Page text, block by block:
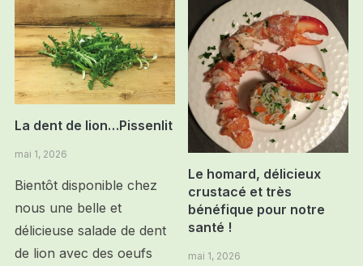
La dent de lion…Pissenlit
mai 1, 2026
Bientôt disponible chez
nous une belle et
délicieuse salade de dent
de lion avec des oeufs
Le homard, délicieux
crustacé et très
bénéfique pour notre
santé !
mai 1, 2026